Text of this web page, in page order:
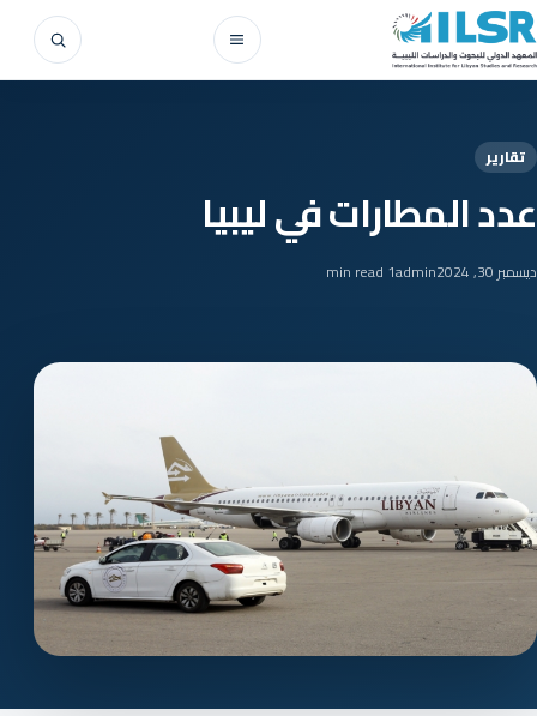
Skip to content
Open menu
Search
تقارير
عدد المطارات في ليبيا
ديسمبر 30, 2024 admin
1 min read